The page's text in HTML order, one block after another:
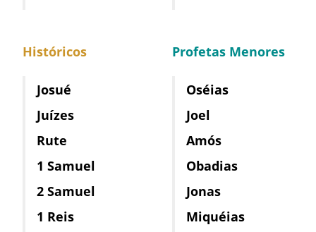
Históricos
Josué
Juízes
Rute
1 Samuel
2 Samuel
1 Reis
Profetas Menores
Oséias
Joel
Amós
Obadias
Jonas
Miquéias